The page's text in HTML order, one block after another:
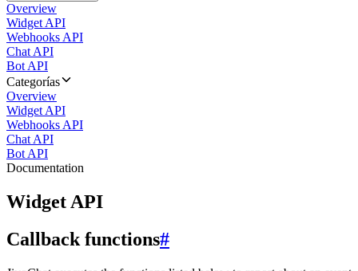
Overview
Widget API
Webhooks API
Chat API
Bot API
Categorías
Overview
Widget API
Webhooks API
Chat API
Bot API
Documentation
Widget API
Callback functions#